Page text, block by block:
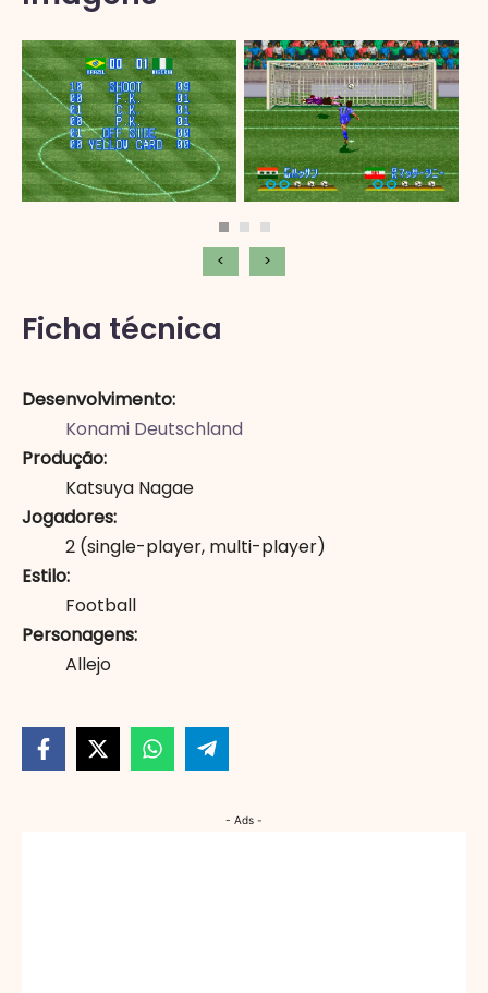
< >
Ficha técnica
Desenvolvimento
Konami Deutschland
Produção
Katsuya Nagae
Jogadores
2 (single-player, multi-player)
Estilo
Football
Personagens
Allejo
- Ads -